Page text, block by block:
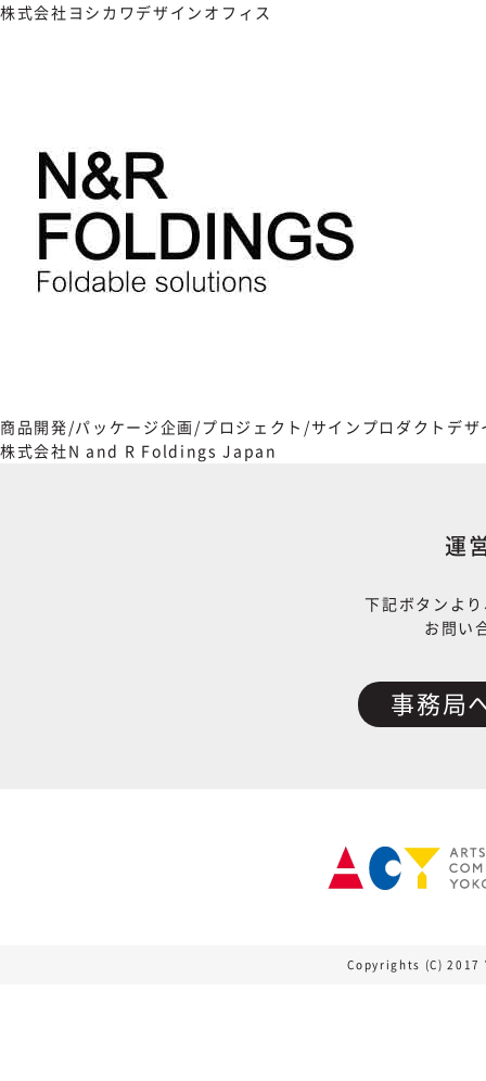
株式会社ヨシカワデザインオフィス
商品開発/パッケージ 企画/プロジェクト/サイン プロダクトデザ
株式会社N and R Foldings Japan
運
下記ボタンよ
お問い
事務局
Copyrights (C)